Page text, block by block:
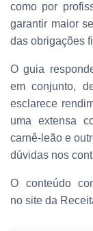
como por
garantir maior
das obrigações
O guia
em conjunto,
esclarece
uma extensa
carnê-leão e
dúvidas nos
O conteúdo
no site da